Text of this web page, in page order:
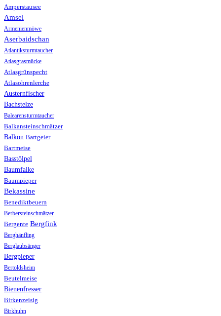
Amperstausee
Amsel
Armenienmöwe
Aserbaidschan
Atlantiksturmtaucher
Atlasgrasmücke
Atlasgrünspecht
Atlasohrenlerche
Austernfischer
Bachstelze
Balearensturmtaucher
Balkansteinschmätzer
Balkon Bartgeier
Bartmeise
Basstölpel
Baumfalke
Baumpieper
Bekassine
Benediktbeuern
Berbersteinschmätzer
Bergente Bergfink
Berghänfling
Berglaubsänger
Bergpieper
Bertoldsheim
Beutelmeise
Bienenfresser
Birkenzeisig
Birkhuhn